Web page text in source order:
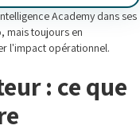
Academy dans ses
mais toujours en
l'impact opérationnel.
: ce que